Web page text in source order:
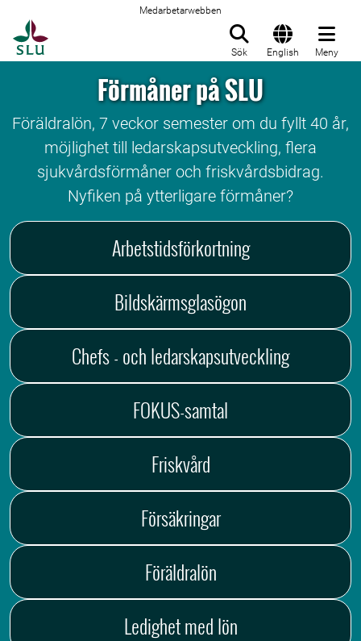
Medarbetarwebben
Sök English Meny
Förmåner på SLU
Föräldralön, 7 veckor semester om du fyllt 40 år,
möjlighet till ledarskapsutveckling, flera
sjukvårdsförmåner och friskvårdsbidrag.
Nyfiken på ytterligare förmåner?
Arbetstidsförkortning
Bildskärmsglasögon
Chefs - och ledarskapsutveckling
FOKUS-samtal
Friskvård
Försäkringar
Föräldralön
Ledighet med lön